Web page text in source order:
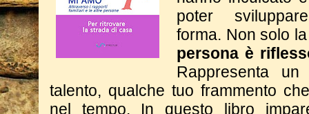
poter
forma. Non solo
persona è
Rappresenta
talento, qualche tuo frammento
nel tempo.
In questo libro